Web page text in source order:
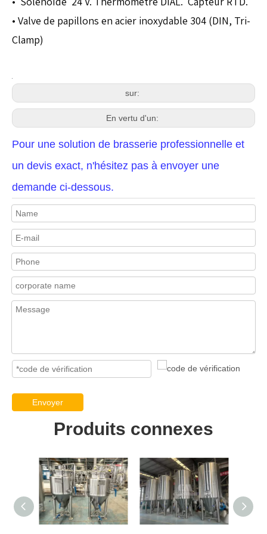
• Valve de papillons en acier inoxydable 304 (DIN, Tri-
Clamp)
sur:
En vertu d'un:
Pour une solution de brasserie professionnelle et
un devis exact, n'hésitez pas à envoyer une
demande ci-dessous.
Envoyer
Produits connexes